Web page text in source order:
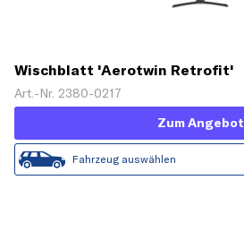
Wischblatt 'Aerotwin Retrofit'
Art.-Nr. 2380-0217
Zum Angebot
Fahrzeug auswählen